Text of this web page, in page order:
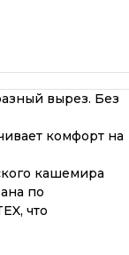
вырез. Без
комфорт на
кашемира
по
что